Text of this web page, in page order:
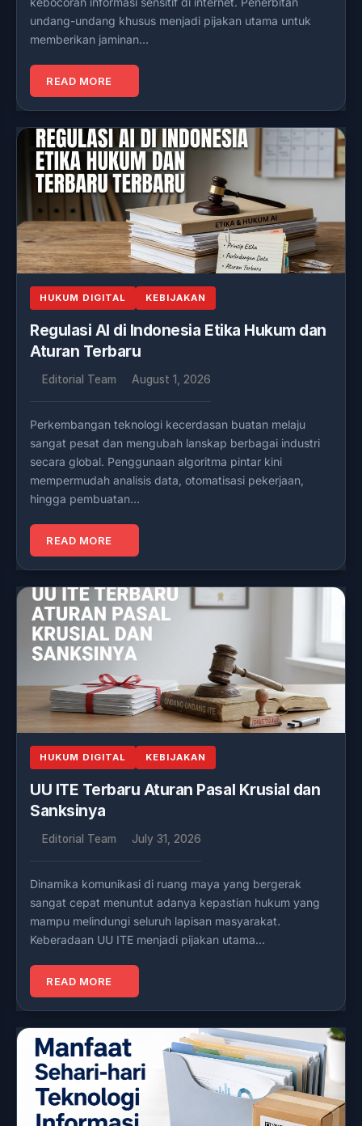
undang-undang khusus menjadi pijakan utama untuk
memberikan jaminan…
READ MORE
HUKUM DIGITAL KEBIJAKAN
Regulasi AI di Indonesia Etika Hukum dan
Aturan Terbaru
Editorial Team August 1, 2026
Perkembangan teknologi kecerdasan buatan melaju
sangat pesat dan mengubah lanskap berbagai industri
secara global. Penggunaan algoritma pintar kini
mempermudah analisis data, otomatisasi pekerjaan,
hingga pembuatan…
READ MORE
HUKUM DIGITAL KEBIJAKAN
UU ITE Terbaru Aturan Pasal Krusial dan
Sanksinya
Editorial Team July 31, 2026
Dinamika komunikasi di ruang maya yang bergerak
sangat cepat menuntut adanya kepastian hukum yang
mampu melindungi seluruh lapisan masyarakat.
Keberadaan UU ITE menjadi pijakan utama…
READ MORE